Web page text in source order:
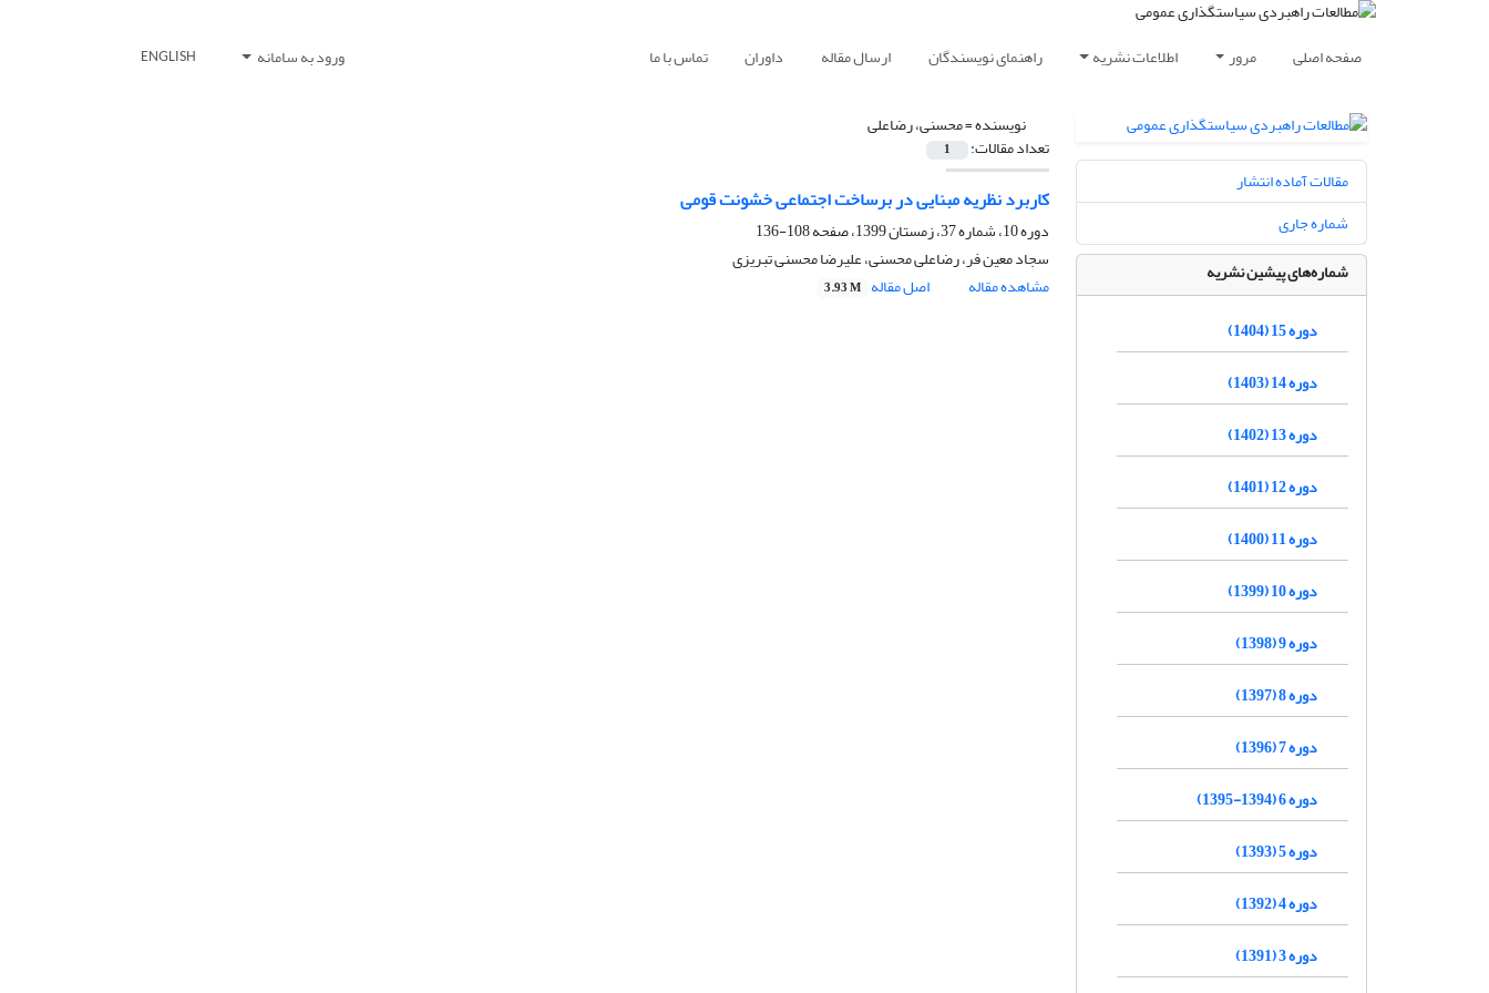
صفحه اصلی مرور اطلاعات نشریه راهنمای نویسندگان ارسال مقاله داوران تماس با ما ورود به سامانه ENGLISH
نویسنده =محسنی، رضاعلی
تعداد مقالات: 1
کاربرد نظریه مبنایی در برساخت اجتماعی خشونت قومی
دوره 10، شماره 37، زمستان 1399، صفحه
108-136
سجاد معین فر، رضاعلی محسنی، علیرضا محسنی تبریزی
مشاهده مقاله
اصل مقاله 3.93 M
مقالات آماده انتشار
شماره جاری
شماره‌های پیشین نشریه
دوره 15 (1404)
دوره 14 (1403)
دوره 13 (1402)
دوره 12 (1401)
دوره 11 (1400)
دوره 10 (1399)
دوره 9 (1398)
دوره 8 (1397)
دوره 7 (1396)
دوره 6 (1394-1395)
دوره 5 (1393)
دوره 4 (1392)
دوره 3 (1391)